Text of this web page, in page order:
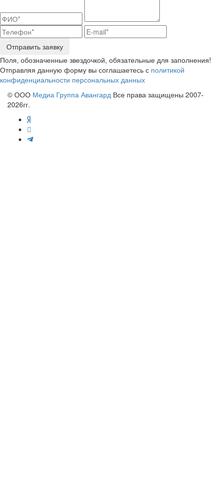
Отправить заявку
Поля, обозначенные звездочкой, обязательные для заполнения!
Отправляя данную форму вы соглашаетесь с политикой
конфиденциальности персональных данных
© ООО Медиа Группа Авангард Все права защищены 2007-
2026гг.